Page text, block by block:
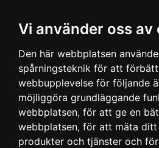
Vi använder oss av
Den här webbplatsen
spårningsteknik för att
webbupplevelse för följande
möjliggöra grundläggande
webbplatsen, för att ge en
webbplatsen, för att mäta ditt
produkter och tjänster och